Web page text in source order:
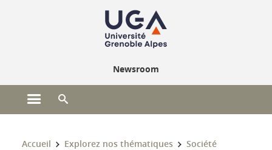
Newsroom
Ouvrir le menu principal
Vous êtes ici :
Accueil Explorez nos thématiques Société